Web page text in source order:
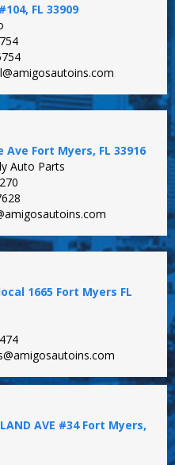
FL 33909
Ave Fort Myers, FL 33916
Auto Parts
1665 Fort Myers FL
AVE #34 Fort Myers,